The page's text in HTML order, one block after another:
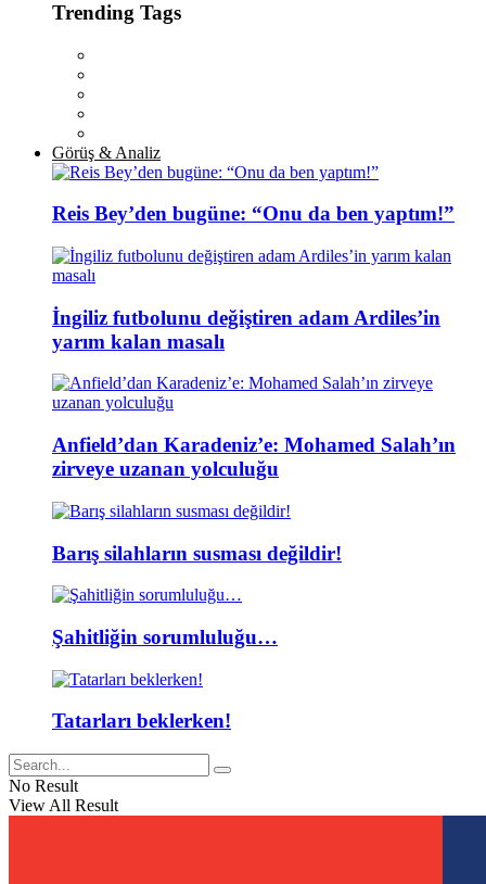
Trending Tags
Görüş & Analiz
Reis Bey’den bugüne: “Onu da ben yaptım!”
İngiliz futbolunu değiştiren adam Ardiles’in
yarım kalan masalı
Anfield’dan Karadeniz’e: Mohamed Salah’ın
zirveye uzanan yolculuğu
Barış silahların susması değildir!
Şahitliğin sorumluluğu…
Tatarları beklerken!
No Result
View All Result